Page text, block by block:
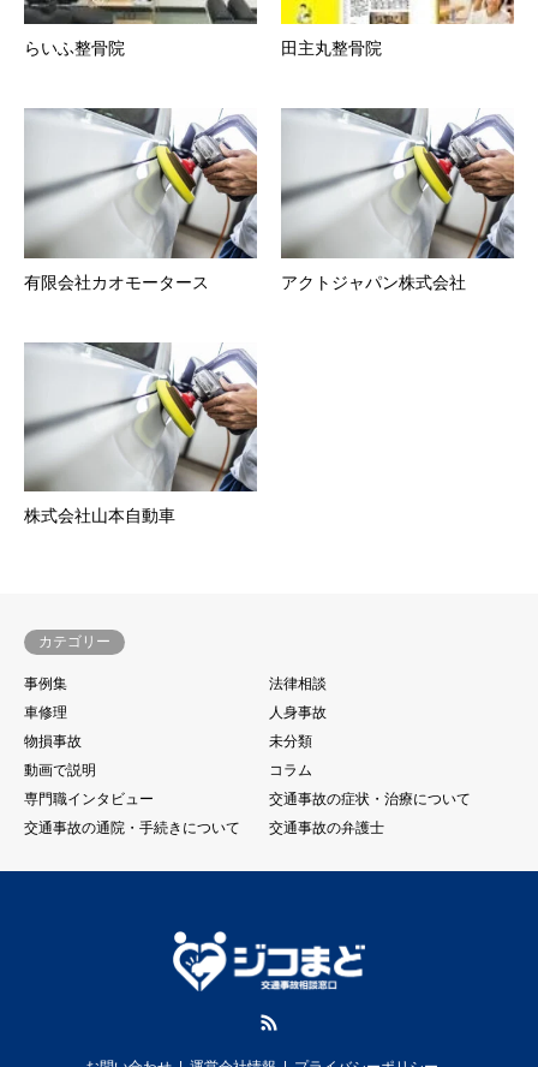
らいふ整骨院 田主丸整骨院
有限会社カオモータース アクトジャパン株式会社
株式会社山本自動車
カテゴリー
事例集
法律相談
車修理
人身事故
物損事故
未分類
動画で説明
コラム
専門職インタビュー
交通事故の症状・治療について
交通事故の通院・手続きについて
交通事故の弁護士